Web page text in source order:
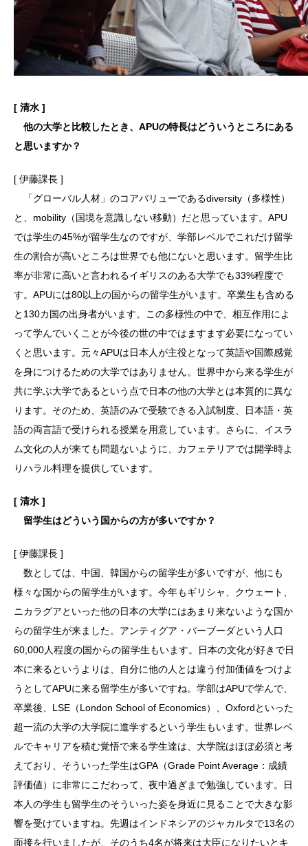
[ 清水 ]
他の大学と比較したとき、APUの特長はどういうところにある
と思いますか？
[ 伊藤課長 ]
「グローバル人材」のコアバリューであるdiversity（多様性）
と、mobility（国境を意識しない移動）だと思っています。APU
では学生の45%が留学生なのですが、学部レベルでこれだけ留学
生の割合が高いところは世界でも他にないと思います。留学生比
率が非常に高いと言われるイギリスのある大学でも33%程度で
す。APUには80以上の国からの留学生がいます。卒業生も含める
と130カ国の出身者がいます。この多様性の中で、相互作用によ
って学んでいくことが今後の世の中ではますます必要になってい
くと思います。元々APUは日本人が主役となって英語や国際感覚
を身につけるための大学ではありません。世界中から来る学生が
共に学ぶ大学であるという点で日本の他の大学とは本質的に異な
ります。そのため、英語のみで受験できる入試制度、日本語・英
語の両言語で受けられる授業を用意しています。さらに、イスラ
ム文化の人が来ても問題ないように、カフェテリアでは開学時よ
りハラル料理を提供しています。
[ 清水 ]
留学生はどういう国からの方が多いですか？
[ 伊藤課長 ]
数としては、中国、韓国からの留学生が多いですが、他にも
様々な国からの留学生がいます。今年もギリシャ、クウェート、
ニカラグアといった他の日本の大学にはあまり来ないような国か
らの留学生が来ました。アンティグア・バーブーダという人口
60,000人程度の国からの留学生もいます。日本の文化が好きで日
本に来るというよりは、自分に他の人とは違う付加価値をつけよ
うとしてAPUに来る留学生が多いですね。学部はAPUで学んで、
卒業後、LSE（London School of Economics）、Oxfordといった
超一流の大学の大学院に進学するという学生もいます。世界レベ
ルでキャリアを積む覚悟で来る学生達は、大学院はほぼ必須と考
えており、そういった学生はGPA（Grade Point Average：成績
評価値）に非常にこだわって、夜中過ぎまで勉強しています。日
本人の学生も留学生のそういった姿を身近に見ることで大きな影
響を受けていますね。先週はインドネシアのジャカルタで13名の
面接を行いましたが、そのうち4名が将来は大臣になりたいとキ